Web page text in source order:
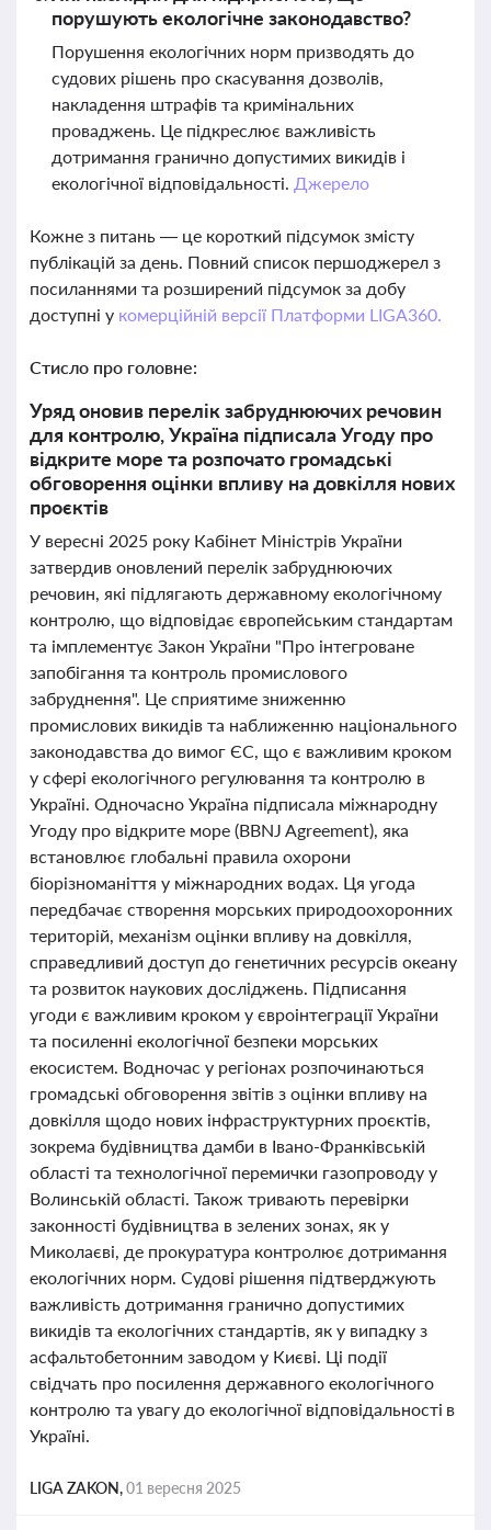
порушують екологічне законодавство?
Порушення екологічних норм призводять до
судових рішень про скасування дозволів,
накладення штрафів та кримінальних
проваджень. Це підкреслює важливість
дотримання гранично допустимих викидів і
екологічної відповідальності. Джерело
Кожне з питань — це короткий підсумок змісту
публікацій за день. Повний список першоджерел з
посиланнями та розширений підсумок за добу
доступні у комерційній версії Платформи LIGA360.
Стисло про головне:
Уряд оновив перелік забруднюючих речовин
для контролю, Україна підписала Угоду про
відкрите море та розпочато громадські
обговорення оцінки впливу на довкілля нових
проєктів
У вересні 2025 року Кабінет Міністрів України
затвердив оновлений перелік забруднюючих
речовин, які підлягають державному екологічному
контролю, що відповідає європейським стандартам
та імплементує Закон України "Про інтегроване
запобігання та контроль промислового
забруднення". Це сприятиме зниженню
промислових викидів та наближенню національного
законодавства до вимог ЄС, що є важливим кроком
у сфері екологічного регулювання та контролю в
Україні. Одночасно Україна підписала міжнародну
Угоду про відкрите море (BBNJ Agreement), яка
встановлює глобальні правила охорони
біорізноманіття у міжнародних водах. Ця угода
передбачає створення морських природоохоронних
територій, механізм оцінки впливу на довкілля,
справедливий доступ до генетичних ресурсів океану
та розвиток наукових досліджень. Підписання
угоди є важливим кроком у євроінтеграції України
та посиленні екологічної безпеки морських
екосистем. Водночас у регіонах розпочинаються
громадські обговорення звітів з оцінки впливу на
довкілля щодо нових інфраструктурних проєктів,
зокрема будівництва дамби в Івано-Франківській
області та технологічної перемички газопроводу у
Волинській області. Також тривають перевірки
законності будівництва в зелених зонах, як у
Миколаєві, де прокуратура контролює дотримання
екологічних норм. Судові рішення підтверджують
важливість дотримання гранично допустимих
викидів та екологічних стандартів, як у випадку з
асфальтобетонним заводом у Києві. Ці події
свідчать про посилення державного екологічного
контролю та увагу до екологічної відповідальності в
Україні.
LIGA ZAKON,01 вересня 2025